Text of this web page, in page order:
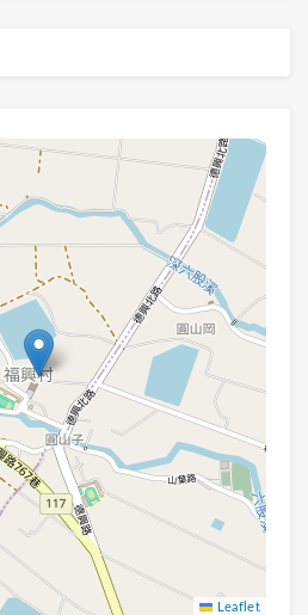
Leaflet